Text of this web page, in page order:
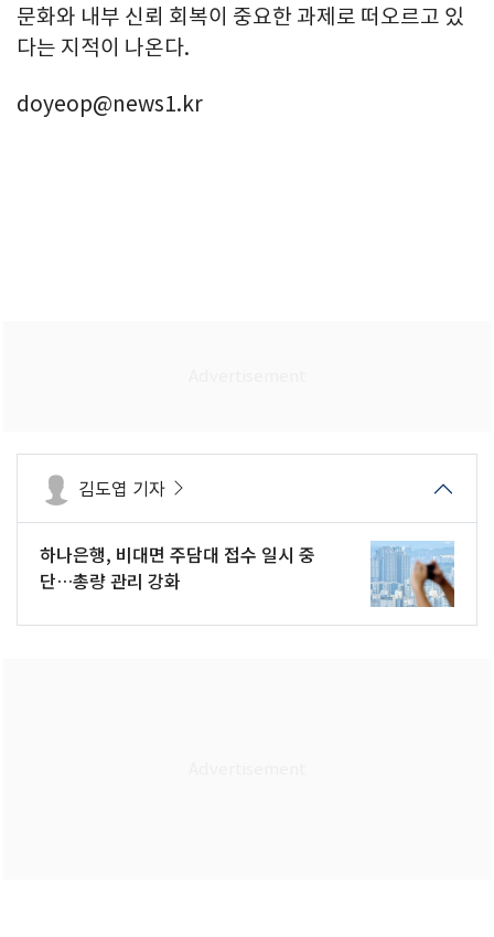
문화와 내부 신뢰 회복이 중요한 과제로 떠오르고 있
다는 지적이 나온다.
doyeop@news1.kr
김도엽 기자
하나은행, 비대면 주담대 접수 일시 중
단…총량 관리 강화